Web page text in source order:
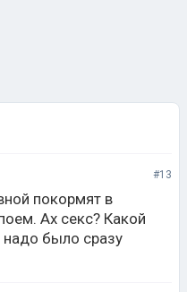
#13
покормят в
Ах секс? Какой
надо было сразу